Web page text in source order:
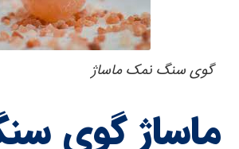
گوی سنگ نمک ماساژ
ماساژ گوی